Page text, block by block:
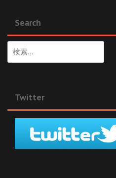
Search
索:
Twitter